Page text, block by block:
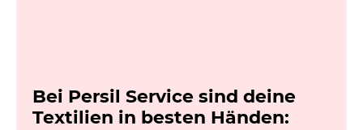
Bei Persil Service sind deine
Textilien in besten Händen: